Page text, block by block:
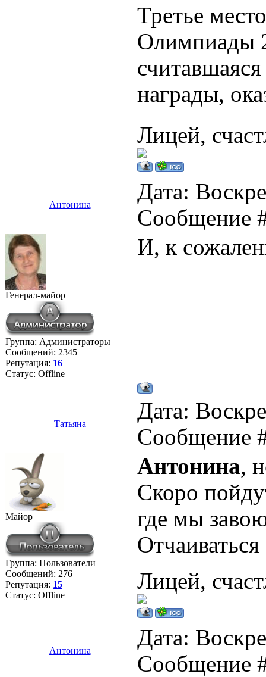
Третье
Олимпиады
награды,
Лицей,
Антонина
Дата:
Сообщение
Генерал-майор
Группа: Администраторы
Сообщений: 2345
Репутация: 16
Статус: Offline
И, к
Татьяна
Дата:
Сообщение
Майор
Группа: Пользователи
Сообщений: 276
Репутация: 15
Статус: Offline
Антонина,
Скоро
где мы
Лицей,
Антонина
Дата:
Сообщение